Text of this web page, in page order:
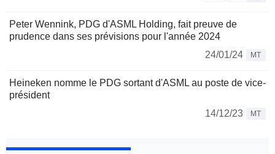
Peter Wennink, PDG d'ASML Holding, fait preuve de
prudence dans ses prévisions pour l'année 2024
24/01/24
MT
Heineken nomme le PDG sortant d'ASML au poste de vice-
président
14/12/23
MT